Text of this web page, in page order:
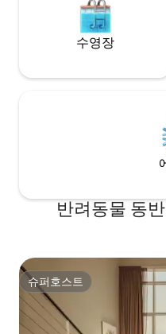
Nuaderland가 여러분을 기
다.페낭 섬에서 가장 높은 전
고 있어 페낭 산의 풍부한
합니다.이 정원에서는 자연
고 경이로움을 느낄 수 있습니다. 향
러일으키는 페낭과 현대적
져 지울 수 없는 경험을 선사
휴가를 시작하세요.이 매력
이스의 비밀을 알릴 수 있도
세요.Nuaderland를 추억의
보세요!
수영장
반려동물 동
슈퍼호스트
슈퍼호스트